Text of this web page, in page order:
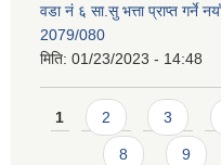
वडा नं ६ सा.सु भत्ता प्राप्त गर्ने
2079/080
मिति: 01/23/2023 - 14:48
Pages
1 2 3
8 9